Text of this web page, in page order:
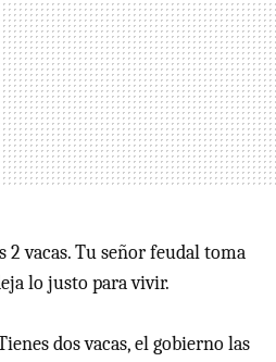
2 vacas. Tu señor feudal toma
lo justo para vivir.
dos vacas, el gobierno las